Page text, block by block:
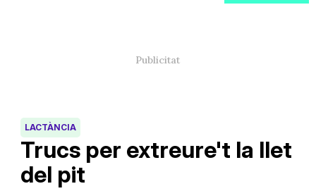
Trucs per extreure't la llet
del pit
LACTÀNCIA